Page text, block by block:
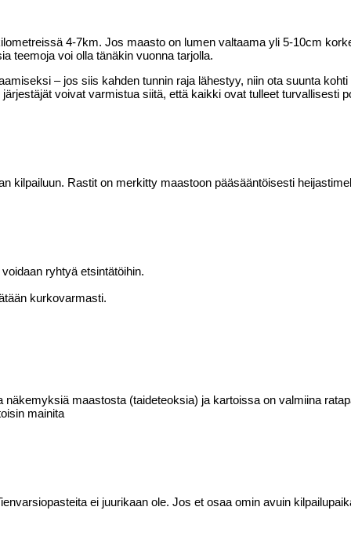
4-7km. Jos maasto on lumen valtaama yli 5-10cm
teemoja voi olla tänäkin vuonna tarjolla.
– jos siis kahden tunnin raja lähestyy, niin ota suunta
voivat varmistua siitä, että kaikki ovat tulleet turvallisesti
kilpailuun. Rastit on merkitty maastoon pääsääntöisesti
ryhtyä etsintätöihin.
kurkovarmasti.
maastosta (taideteoksia) ja kartoissa on valmiina
mainita
ei juurikaan ole. Jos et osaa omin avuin